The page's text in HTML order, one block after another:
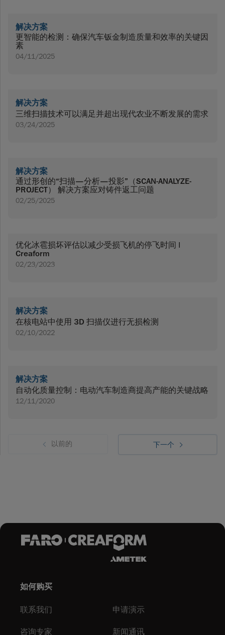
解决方案
更智能的检测：确保汽车钣金制造质量和效率的关键因
素
04/11/2025
解决方案
三维扫描技术可以满足并超出现代农业不断发展的需求
03/24/2025
解决方案
通过形创的“扫描—分析—投影”（SCAN-ANALYZE-
PROJECT） 解决方案应对铸件返工问题
02/25/2025
优化冰雹损坏评估以减少受损飞机的停飞时间 |
Creaform
02/23/2023
解决方案
在核电站中使用 3D 扫描仪进行无损检测
02/10/2022
解决方案
自动化质量控制：电动汽车制造商提高产能的关键战略
12/11/2020
以前的 下一个
如何购买
联系我们 申请演示
咨询专家 新闻通讯